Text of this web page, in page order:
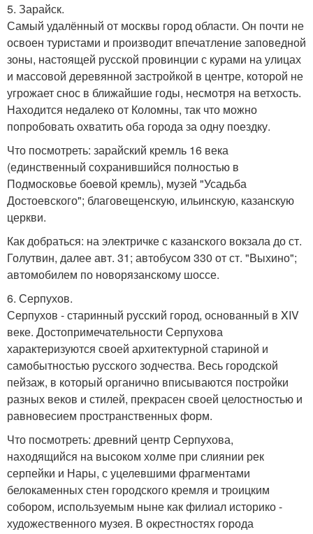
5. Зарайск.
Самый удалённый от москвы город области. Он почти не
освоен туристами и производит впечатление заповедной
зоны, настоящей русской провинции с курами на улицах
и массовой деревянной застройкой в центре, которой не
угрожает снос в ближайшие годы, несмотря на ветхость.
Находится недалеко от Коломны, так что можно
попробовать охватить оба города за одну поездку.
Что посмотреть: зарайский кремль 16 века
(единственный сохранившийся полностью в
Подмосковье боевой кремль), музей "Усадьба
Достоевского"; благовещенскую, ильинскую, казанскую
церкви.
Как добраться: на электричке с казанского вокзала до ст.
Голутвин, далее авт. 31; автобусом 330 от ст. "Выхино";
автомобилем по новорязанскому шоссе.
6. Серпухов.
Серпухов - старинный русский город, основанный в XIV
веке. Достопримечательности Серпухова
характеризуются своей архитектурной стариной и
самобытностью русского зодчества. Весь городской
пейзаж, в который органично вписываются постройки
разных веков и стилей, прекрасен своей целостностью и
равновесием пространственных форм.
Что посмотреть: древний центр Серпухова,
находящийся на высоком холме при слиянии рек
серпейки и Нары, с уцелевшими фрагментами
белокаменных стен городского кремля и троицким
собором, используемым ныне как филиал историко -
художественного музея. В окрестностях города